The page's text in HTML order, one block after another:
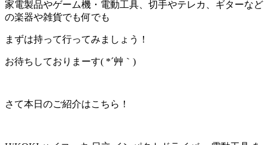
家電製品やゲーム機・電動工具、切手やテレカ、ギターなど
の楽器や雑貨でも何でも
まずは持って行ってみましょう！
お待ちしておりまーす( *´艸｀)
さて本日のご紹介はこちら！